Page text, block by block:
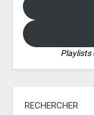
Playlists
RECHERCHER